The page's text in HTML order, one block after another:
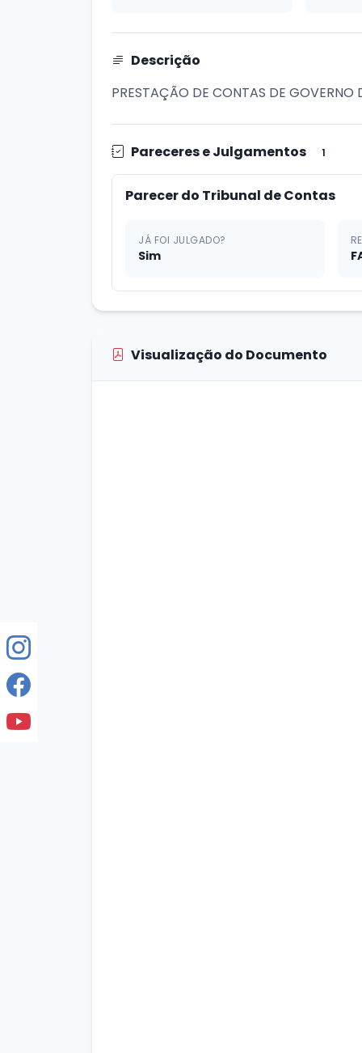
Descrição
PRESTAÇÃO DE CONTAS DE GOVERNO
Pareceres e Julgamentos 1
Parecer do Tribunal de Contas
JÁ FOI JULGADO?
Sim
Visualização do Documento